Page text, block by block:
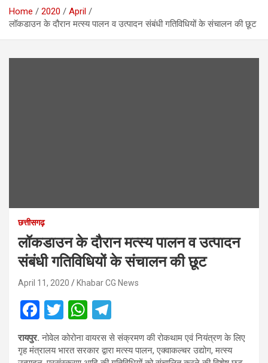
Home 2020
April
लॉकडाउन के दौरान मत्स्य पालन व उत्पादन संबंधी गतिविधियों के संचालन की छूट
छत्तीसगढ़
लॉकडाउन के दौरान मत्स्य पालन व उत्पादन
संबंधी गतिविधियों के संचालन की छूट
April 11, 2020 Khabar CG News
F
a
ce
T
wi
tt
W
h
at
el
e
रायपुर. नोवेल कोरोना वायरस से संक्रमण की रोकथाम एवं नियंत्रण के लिए
गृह मंत्रालय भारत सरकार द्वारा मत्स्य पालन, एक्वाकल्चर उद्योग, मत्स्य